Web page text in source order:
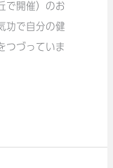
で開催）のお
功で自分の健
つづっていま